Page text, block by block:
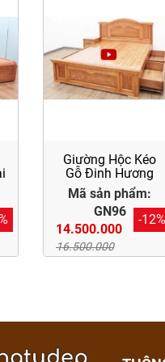
Giường Hộc Kéo
Gỗ Đinh Hương
Mã sản phẩm:
GN96
14.500.000
16.500.000
-12%